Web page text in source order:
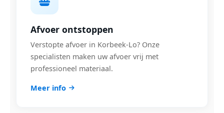
Afvoer ontstoppen
Verstopte afvoer in Korbeek-Lo? Onze
specialisten maken uw afvoer vrij met
professioneel materiaal.
Meer info